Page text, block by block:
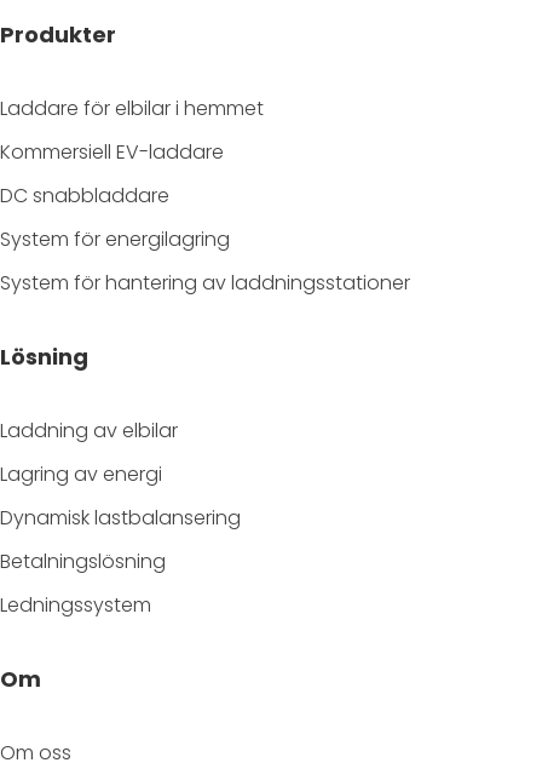
Produkter
Laddare för elbilar i hemmet
Kommersiell EV-laddare
DC snabbladdare
System för energilagring
System för hantering av laddningsstationer
Lösning
Laddning av elbilar
Lagring av energi
Dynamisk lastbalansering
Betalningslösning
Ledningssystem
Om
Om oss